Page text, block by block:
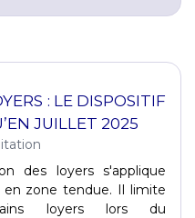
: LE DISPOSITIF
JUILLET 2025
des loyers s'applique
zone tendue. Il limite
loyers lors du